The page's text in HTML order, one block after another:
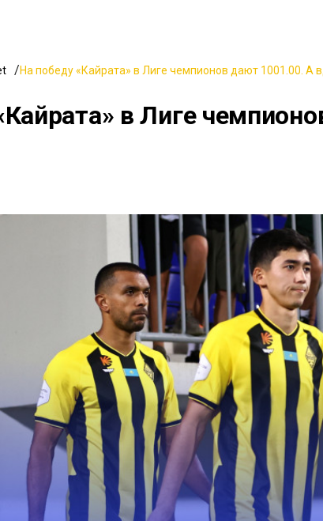
На победу «Кайрата» в Лиге чемпионов дают 1001.00. А
в Лиге